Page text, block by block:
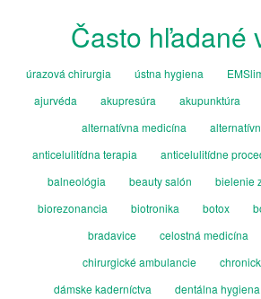
Často hľadané
úrazová chirurgia ústna hygiena
ajurvéda
akupresúra akupunktúra
alternatívna medicína
anticelulitídna terapia
anticelulitídne
balneológia
beauty salón bielenie
biorezonancia
biotronika botox
bradavice
celostná medicína
chirurgické ambulancie
dámske kaderníctva
dentálna hygiena